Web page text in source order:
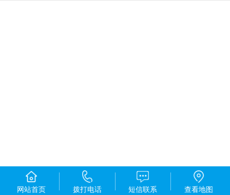
网站首页 拨打电话 短信联系 查看地图